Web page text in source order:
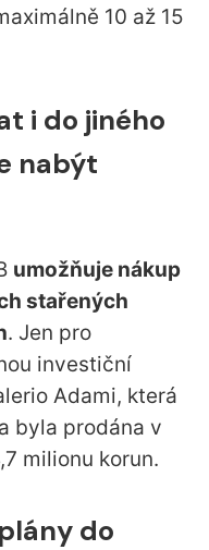
10 až 15
i do jiného
nabýt
umožňuje nákup
stařených
. Jen pro
investiční
Adami, která
byla prodána v
milionu korun.
do